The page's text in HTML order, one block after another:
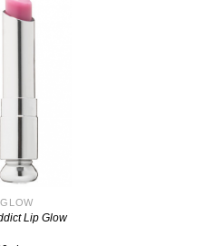
Lip Glow